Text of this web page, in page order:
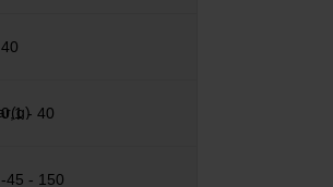
40
0,1 - 40
-45 - 150